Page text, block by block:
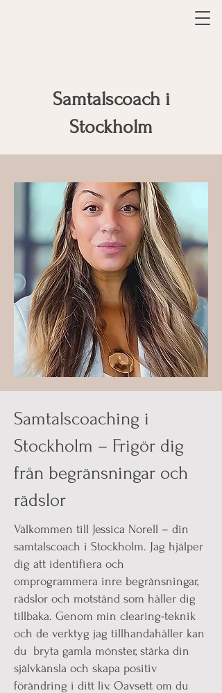
Samtalscoach i
Stockholm
Samtalscoaching i
Stockholm – Frigör dig
från begränsningar och
rädslor
Välkommen till Jessica Norell – din
samtalscoach i Stockholm. Jag hjälper
dig att identifiera och
omprogrammera inre begränsningar,
rädslor och motstånd som håller dig
tillbaka. Genom min clearing-teknik
och de verktyg jag tillhandahåller kan
du bryta gamla mönster, stärka din
självkänsla och skapa positiv
förändring i ditt liv. Oavsett om du